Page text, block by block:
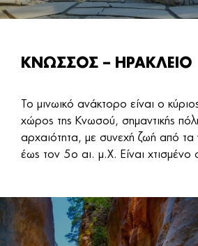
ΚΝΩΣΣΟΣ – ΗΡΑΚΛΕΙΟ
Το μινωικό ανάκτορο είναι ο
χώρος της Κνωσού, σημαντικής
αρχαιότητα, με συνεχή ζωή από τα
έως τον 5ο αι. μ.Χ. Είναι χτισμένο